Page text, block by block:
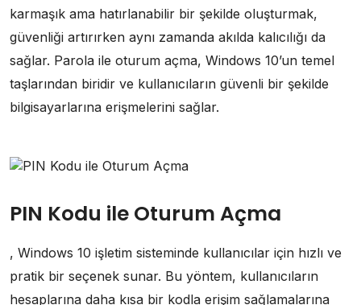
karmaşık ama hatırlanabilir bir şekilde oluşturmak,
güvenliği artırırken aynı zamanda akılda kalıcılığı da
sağlar. Parola ile oturum açma, Windows 10’un temel
taşlarından biridir ve kullanıcıların güvenli bir şekilde
bilgisayarlarına erişmelerini sağlar.
PIN Kodu ile Oturum Açma
, Windows 10 işletim sisteminde kullanıcılar için hızlı ve
pratik bir seçenek sunar. Bu yöntem, kullanıcıların
hesaplarına daha kısa bir kodla erişim sağlamalarına